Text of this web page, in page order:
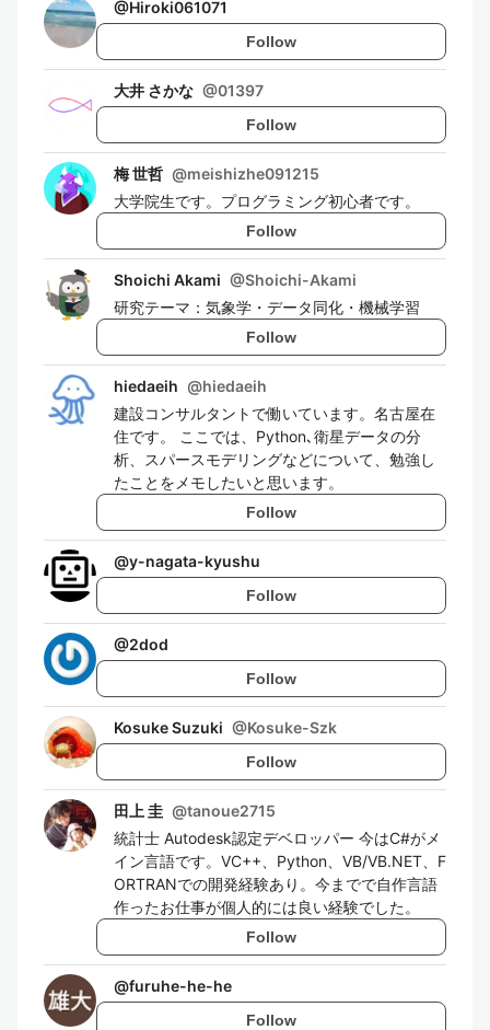
@Hiroki061071
Follow
大井 さかな @01397
Follow
梅 世哲 @meishizhe091215
大学院生です。プログラミング初心者です。
Follow
Shoichi Akami @Shoichi-Akami
研究テーマ：気象学・データ同化・機械学習
Follow
hiedaeih @hiedaeih
建設コンサルタントで働いています。名古屋在
住です。 ここでは、Python､衛星データの分
析、スパースモデリングなどについて、勉強し
たことをメモしたいと思います。
Follow
@y-nagata-kyushu
Follow
@2dod
Follow
Kosuke Suzuki @Kosuke-Szk
Follow
田上 圭 @tanoue2715
統計士 Autodesk認定デベロッパー 今はC#がメ
イン言語です。VC++、Python、VB/VB.NET、F
ORTRANでの開発経験あり。今までで自作言語
作ったお仕事が個人的には良い経験でした。
Follow
@furuhe-he-he
Follow